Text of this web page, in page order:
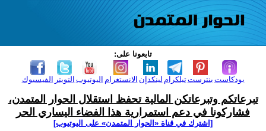
تابعونا على:
الفيسبوك التويتر اليوتيوب الانستغرام لينكدإن تيلكرامبنترست بودكاست
تبرعاتكم وتبرعاتكن المالية تحفظ استقلال الحوار المتمدن،
فشاركونا في دعم استمرارية هذا الفضاء اليساري الحر
[اشترك في قناة ‫«الحوار المتمدن» على اليوتيوب]